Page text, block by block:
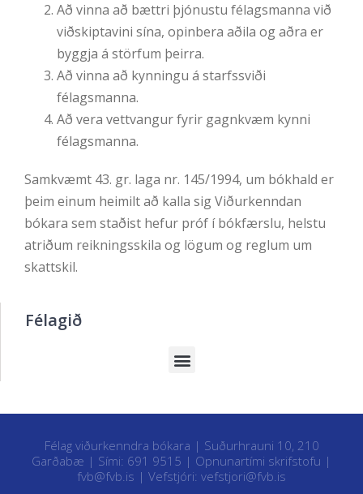
Að vinna að bættri þjónustu félagsmanna við
viðskiptavini sína, opinbera aðila og aðra er
byggja á störfum þeirra.
Að vinna að kynningu á starfssviði
félagsmanna.
Að vera vettvangur fyrir gagnkvæm kynni
félagsmanna.
Samkvæmt 43. gr. laga nr. 145/1994, um bókhald er
þeim einum heimilt að kalla sig Viðurkenndan
bókara sem staðist hefur próf í bókfærslu, helstu
atriðum reikningsskila og lögum og reglum um
skattskil.
Félagið
Félag viðurkenndra bókara | Suðurhrauni 10, 210
Garðabæ | Sími: 691 9515 | Opnunartími skrifstofu |
fvb@fvb.is | Vefstjóri: vefstjori@fvb.is